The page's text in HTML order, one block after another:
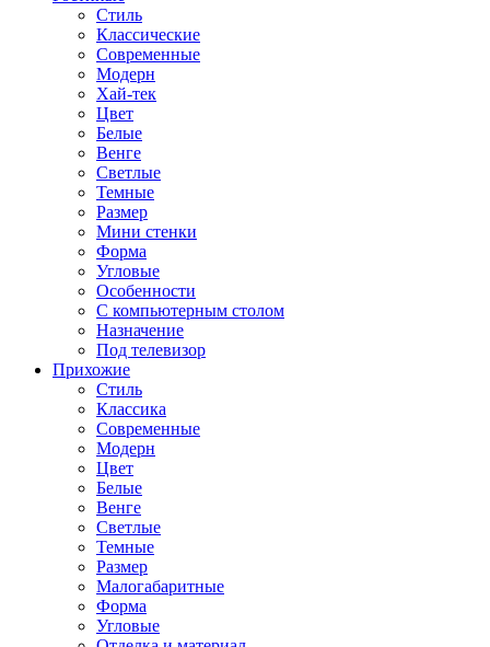
Стиль
Классические
Современные
Модерн
Хай-тек
Цвет
Белые
Венге
Светлые
Темные
Размер
Мини стенки
Форма
Угловые
Особенности
С компьютерным столом
Назначение
Под телевизор
Прихожие
Стиль
Классика
Современные
Модерн
Цвет
Белые
Венге
Светлые
Темные
Размер
Малогабаритные
Форма
Угловые